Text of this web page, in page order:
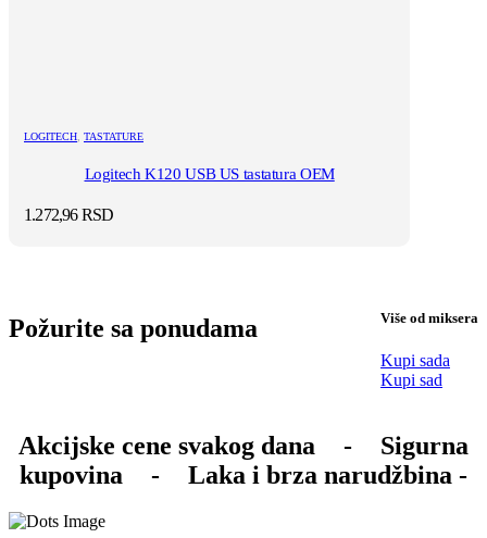
LOGITECH TASTATURE
Logitech K120 USB US tastatura OEM
1.272,96RSD
Požurite sa ponudama Više od miksera
Kupi sada
Kupi sad
Akcijske cene svakog dana -
Sigurna
kupovina
- Laka i brza narudžbina -